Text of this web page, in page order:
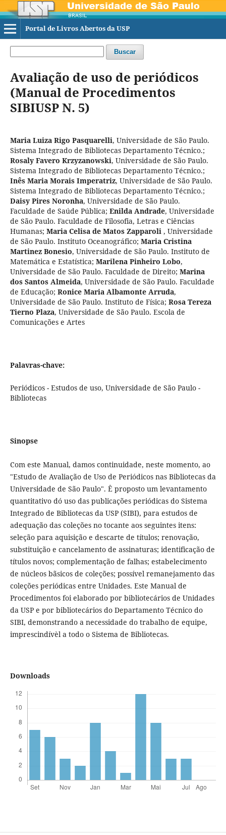
Portal de Livros Abertos da USP
Buscar
Avaliação de uso de periódicos
(Manual de Procedimentos
SIBIUSP N. 5)
Maria Luiza Rigo Pasquarelli, Universidade de São Paulo.
Sistema Integrado de Bibliotecas Departamento Técnico.;
Rosaly Favero Krzyzanowski, Universidade de São Paulo.
Sistema Integrado de Bibliotecas Departamento Técnico.;
Inês Maria Morais Imperatriz, Universidade de São Paulo.
Sistema Integrado de Bibliotecas Departamento Técnico.;
Daisy Pires Noronha, Universidade de São Paulo.
Faculdade de Saúde Pública; Enilda Andrade, Universidade
de São Paulo. Faculdade de Filosofia, Letras e Ciências
Humanas; Maria Celisa de Matos Zapparoli , Universidade
de São Paulo. Instituto Oceanográfico; Maria Cristina
Martinez Bonesio, Universidade de São Paulo. Instituto de
Matemática e Estatística; Marilena Pinheiro Lobo,
Universidade de São Paulo. Faculdade de Direito; Marina
dos Santos Almeida, Universidade de São Paulo. Faculdade
de Educação; Ronice Maria Albamonte Arruda,
Universidade de São Paulo. Instituto de Física; Rosa Tereza
Tierno Plaza, Universidade de São Paulo. Escola de
Comunicações e Artes
Palavras-chave:
Periódicos - Estudos de uso, Universidade de São Paulo -
Bibliotecas
Sinopse
Com este Manual, damos continuidade, neste momento, ao
"Estudo de Avaliação de Uso de Periódicos nas Bibliotecas da
Universidade de São Paulo". Ê proposto um levantamento
quantitativo dó uso das publicações periódicas do Sistema
Integrado de Bibliotecas da USP (SIBI), para estudos de
adequação das coleções no tocante aos seguintes itens:
seleção para aquisição e descarte de títulos; renovação,
substituição e cancelamento de assinaturas; identificação de
títulos novos; complementação de falhas; estabelecimento
de núcleos bãsicos de coleções; possível remanejamento das
coleções periódicas entre Unidades. Este Manual de
Procedimentos foi elaborado por bibliotecários de Unidades
da USP e por bibliotecários do Departamento Técnico do
SIBI, demonstrando a necessidade do trabalho de equipe,
imprescindívèl a todo o Sistema de Bibliotecas.
Downloads